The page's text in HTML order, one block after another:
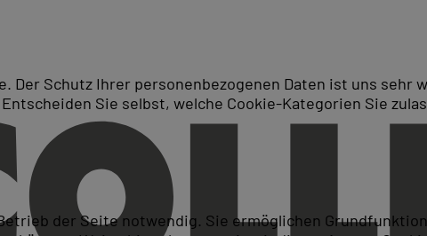
Der Schutz Ihrer personenbezogenen Daten ist uns sehr
Sie selbst, welche Cookie-Kategorien Sie
der Seite notwendig. Sie ermöglichen